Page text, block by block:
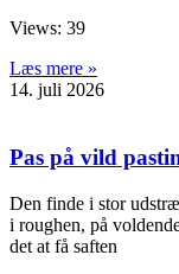
Views: 39
Læs mere »
14. juli 2026
Pas på vild
Den finde i stor
i roughen, på
det at få saften